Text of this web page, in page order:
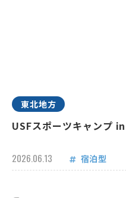
東北地方
USFスポーツキャンプ
2026.06.13 宿泊型